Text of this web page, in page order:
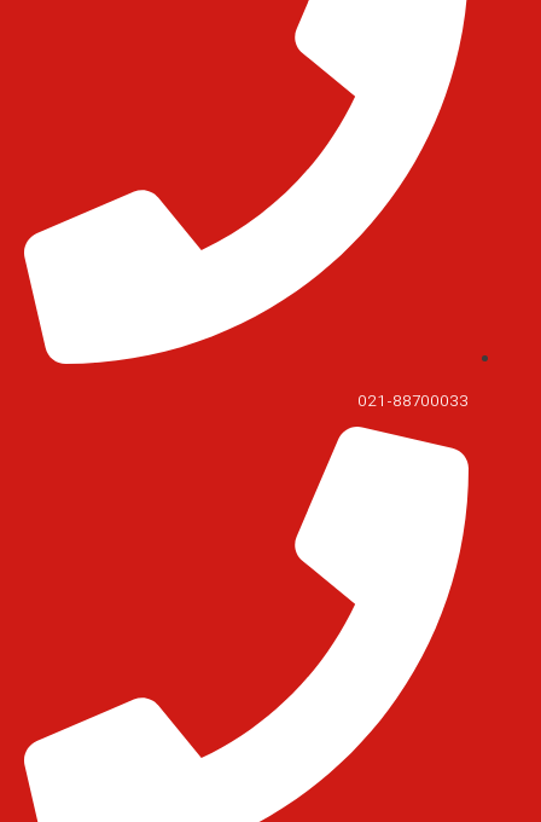
021-88700033